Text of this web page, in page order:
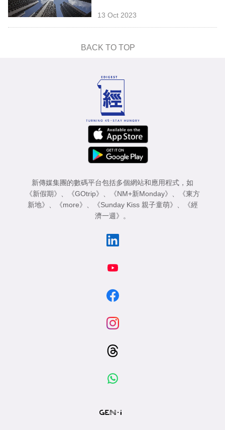
13 Oct 2023
BACK TO TOP
新傳媒集團的數碼平台包括多個網站和應用程式，如
《新假期》 、 《GOtrip》 、 《NM+新Monday》 、
《東方
新地》 、 《more》 、 《Sunday Kiss 親子童萌》 、
《經
濟一週》 。